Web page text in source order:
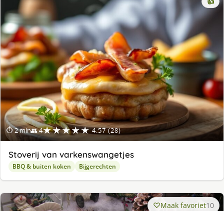
⏱ 2 min👥 4★★★★★ 4.57 (28)
Stoverij van varkenswangetjes
BBQ & buiten koken Bijgerechten
Maak favoriet10